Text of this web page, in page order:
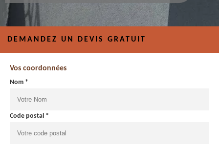
DEMANDEZ UN DEVIS GRATUIT
Vos coordonnées
Nom *
Code postal *